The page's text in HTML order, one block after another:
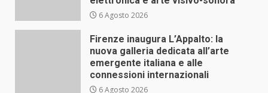
6 Agosto 2026
Firenze inaugura L’Appalto: la
nuova galleria dedicata all’arte
emergente italiana e alle
connessioni internazionali
6 Agosto 2026